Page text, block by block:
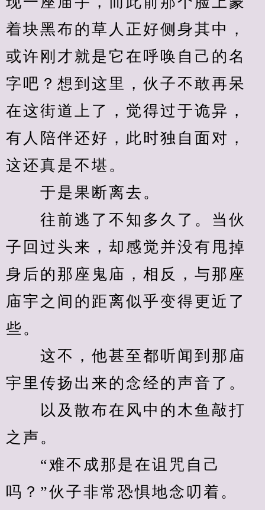
着块黑布的草人正好侧身其中，
或许刚才就是它在呼唤自己的名
字吧？想到这里，伙子不敢再呆
在这街道上了，觉得过于诡异，
有人陪伴还好，此时独自面对，
这还真是不堪。
于是果断离去。
往前逃了不知多久了。当伙
子回过头来，却感觉并没有甩掉
身后的那座鬼庙，相反，与那座
庙宇之间的距离似乎变得更近了
些。
这不，他甚至都听闻到那庙
宇里传扬出来的念经的声音了。
以及散布在风中的木鱼敲打
之声。
“难不成那是在诅咒自己
吗？”伙子非常恐惧地念叨着。